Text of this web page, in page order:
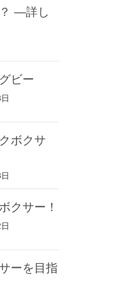
—詳し
ビー
ボクサ
クサー！
ーを目指